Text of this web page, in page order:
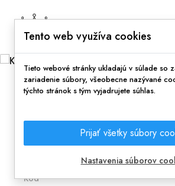
Domov
Kozmetický set s lakmi a
Kozmetický box pre princeznú.
Kód
Tento web využíva cookies
Tieto webové stránky ukladajú v súlade so
zariadenie súbory, všeobecne nazývané
týchto stránok s tým vyjadrujete súhlas.
Prijať všetky súbory
Nastavenia súborov